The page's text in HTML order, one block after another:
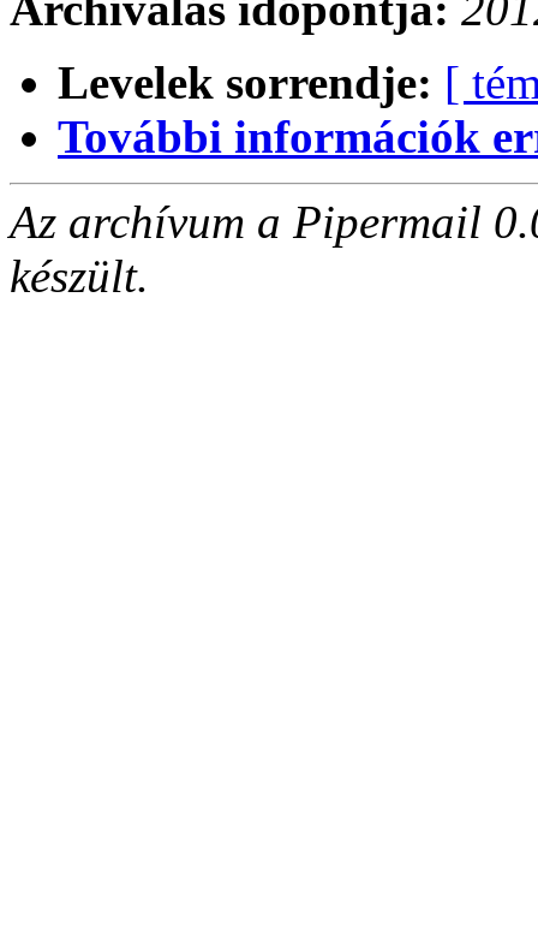
Levelek sorrendje: [
További információk
Az archívum a Pipermail
készült.